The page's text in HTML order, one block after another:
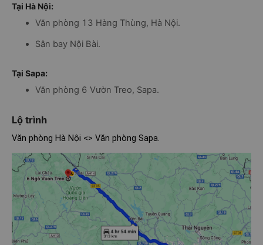
Tại Hà Nội:
Văn phòng 13 Hàng Thùng, Hà Nội.
Sân bay Nội Bài.
Tại Sapa:
Văn phòng 6 Vườn Treo, Sapa.
Lộ trình
Văn phòng Hà Nội <> Văn phòng Sapa.